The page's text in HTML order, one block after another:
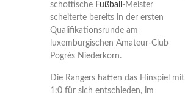
schottische Fußball -Meister
scheiterte bereits in der ersten
Qualifikationsrunde am
luxemburgischen Amateur-Club
Pogrès Niederkorn.
Die Rangers hatten das Hinspiel mit
1:0 für sich entschieden, im